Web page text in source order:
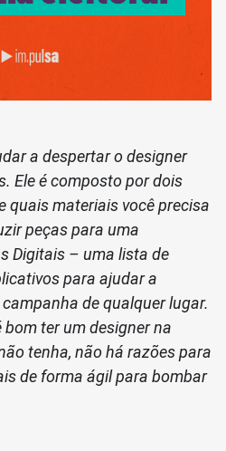
a despertar o designer
Ele é composto por dois
quais materiais você precisa
peças para uma
Digitais – uma lista de
para ajudar a
de qualquer lugar.
bom ter um designer na
tenha, não há razões para
de forma ágil para bombar